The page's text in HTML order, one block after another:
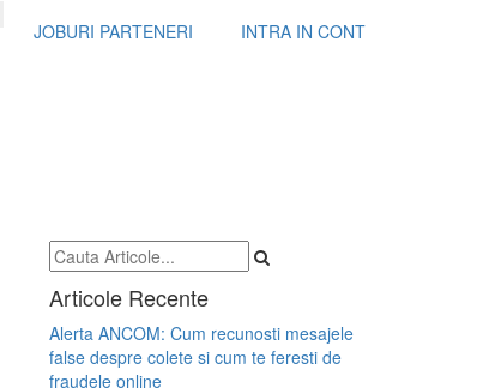
JOBURI PARTENERI INTRA IN CONT
Articole Recente
Alerta ANCOM: Cum recunosti mesajele
false despre colete si cum te feresti de
fraudele online